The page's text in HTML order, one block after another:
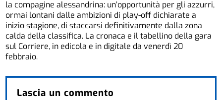
la compagine alessandrina: un’opportunità per gli azzurri,
ormai lontani dalle ambizioni di play-off dichiarate a
inizio stagione, di staccarsi definitivamente dalla zona
calda della classifica. La cronaca e il tabellino della gara
sul Corriere, in edicola e in digitale da venerdì 20
febbraio.
Lascia un commento